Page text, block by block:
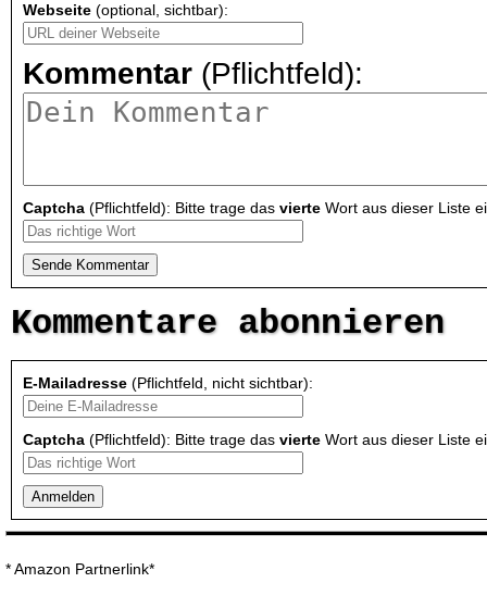
Webseite (optional, sichtbar):
Kommentar (Pflichtfeld):
Captcha (Pflichtfeld): Bitte trage das vierte Wort aus dieser Liste
Kommentare abonnieren
E-Mailadresse (Pflichtfeld, nicht sichtbar):
Captcha (Pflichtfeld): Bitte trage das vierte Wort aus dieser Liste
* Amazon Partnerlink*